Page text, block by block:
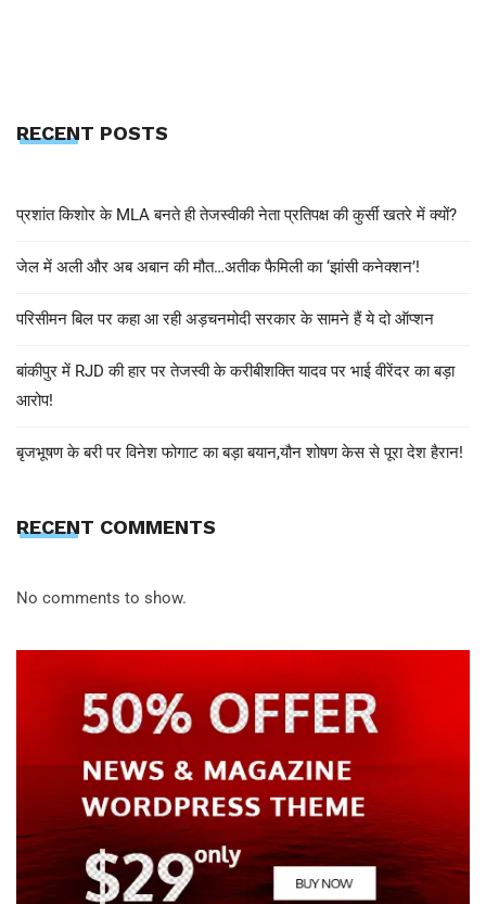
RECENT POSTS
प्रशांत किशोर के MLA बनते ही तेजस्वीकी नेता प्रतिपक्ष की कुर्सी खतरे में क्यों?
जेल में अली और अब अबान की मौत…अतीक फैमिली का ‘झांसी कनेक्शन’!
परिसीमन बिल पर कहा आ रही अड़चनमोदी सरकार के सामने हैं ये दो ऑप्शन
बांकीपुर में RJD की हार पर तेजस्वी के करीबीशक्ति यादव पर भाई वीरेंदर का बड़ा
आरोप!
बृजभूषण के बरी पर विनेश फोगाट का बड़ा बयान,यौन शोषण केस से पूरा देश हैरान!
RECENT COMMENTS
No comments to show.